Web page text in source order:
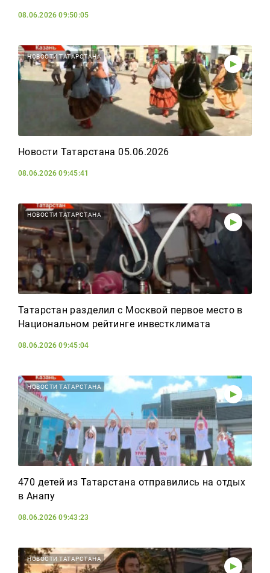
08.06.2026 09:50:05
НОВОСТИ ТАТАРСТАНА
Новости Татарстана 05.06.2026
08.06.2026 09:45:41
НОВОСТИ ТАТАРСТАНА
Татарстан разделил с Москвой первое место в
Национальном рейтинге инвестклимата
08.06.2026 09:45:04
НОВОСТИ ТАТАРСТАНА
470 детей из Татарстана отправились на отдых
в Анапу
08.06.2026 09:43:23
НОВОСТИ ТАТАРСТАНА